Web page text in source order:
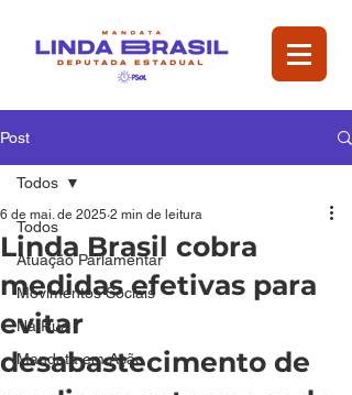
Post
Todos
Atuação Parlamentar
Movimentos Sociais
Na Rua
Mandata em Ação
Todos
Linda Brasil cobra
medidas efetivas para
evitar
desabastecimento de
6 de mai. de 2025 2 min de leitura